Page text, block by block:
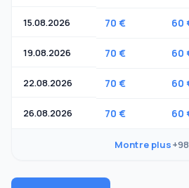
15.08.2026 70 € 60
19.08.2026 70 € 60
22.08.2026 70 € 60
26.08.2026 70 € 60
Montre plus+98